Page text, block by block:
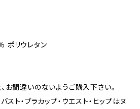
ポリウレタン
お間違いのないようご購入下さい。
スト・ブラカップ・ウエスト・ヒップはヌ